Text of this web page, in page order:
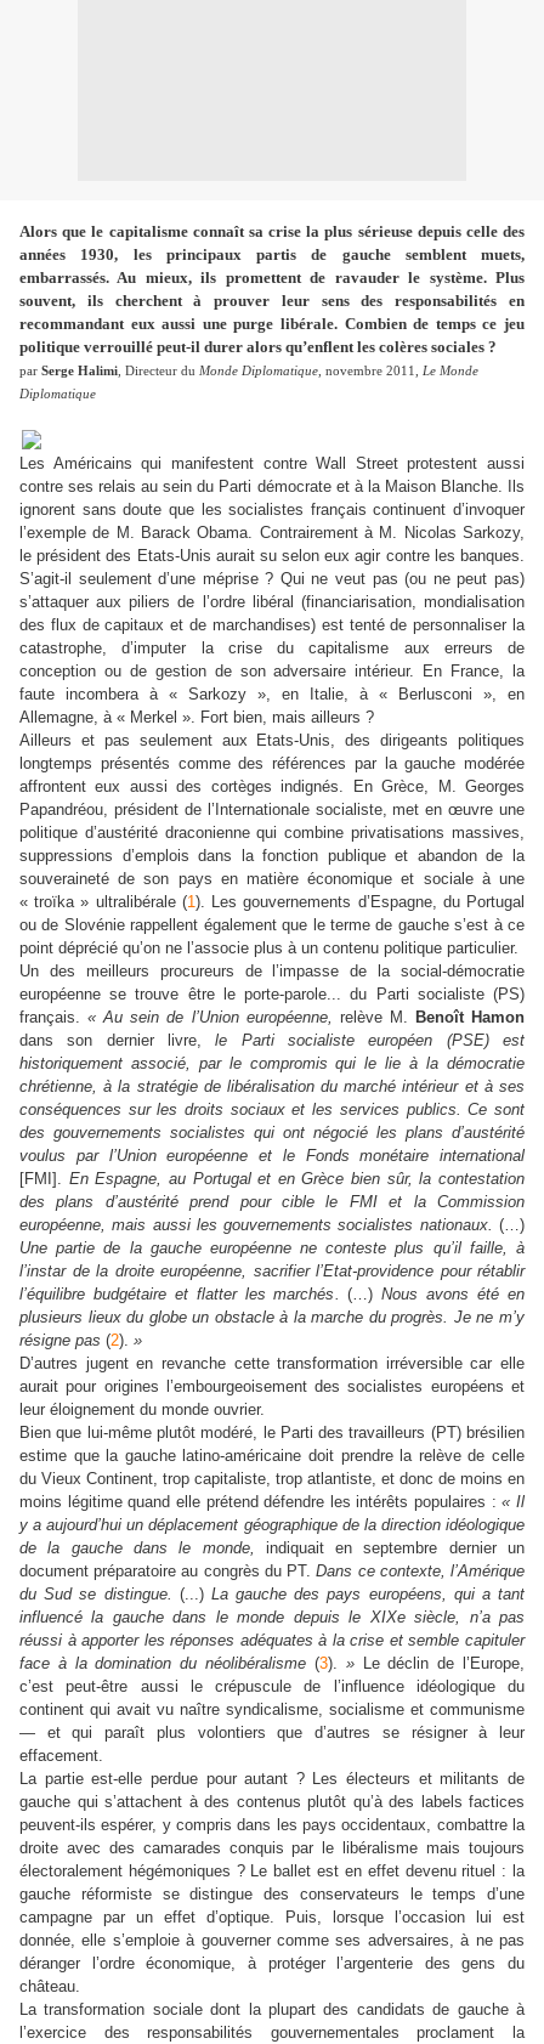
Alors que le capitalisme connaît sa crise la plus sérieuse depuis celle des
années 1930, les principaux partis de gauche semblent muets,
embarrassés. Au mieux, ils promettent de ravauder le système. Plus
souvent, ils cherchent à prouver leur sens des responsabilités en
recommandant eux aussi une purge libérale. Combien de temps ce jeu
politique verrouillé peut-il durer alors qu’enflent les colères sociales ?
par Serge Halimi , Directeur du Monde Diplomatique , novembre 2011, Le Monde
Diplomatique
Les Américains qui manifestent contre Wall Street protestent aussi
contre ses relais au sein du Parti démocrate et à la Maison Blanche. Ils
ignorent sans doute que les socialistes français continuent d’invoquer
l’exemple de M. Barack Obama. Contrairement à M. Nicolas Sarkozy,
le président des Etats-Unis aurait su selon eux agir contre les banques.
S’agit-il seulement d’une méprise ? Qui ne veut pas (ou ne peut pas)
s’attaquer aux piliers de l’ordre libéral (financiarisation, mondialisation
des flux de capitaux et de marchandises) est tenté de personnaliser la
catastrophe, d’imputer la crise du capitalisme aux erreurs de
conception ou de gestion de son adversaire intérieur. En France, la
faute incombera à « Sarkozy », en Italie, à « Berlusconi », en
Allemagne, à « Merkel ». Fort bien, mais ailleurs ?
Ailleurs et pas seulement aux Etats-Unis, des dirigeants politiques
longtemps présentés comme des références par la gauche modérée
affrontent eux aussi des cortèges indignés. En Grèce, M. Georges
Papandréou, président de l’Internationale socialiste, met en œuvre une
politique d’austérité draconienne qui combine privatisations massives,
suppressions d’emplois dans la fonction publique et abandon de la
souveraineté de son pays en matière économique et sociale à une
« troïka » ultralibérale (1). Les gouvernements d’Espagne, du Portugal
ou de Slovénie rappellent également que le terme de gauche s’est à ce
point déprécié qu’on ne l’associe plus à un contenu politique particulier.
Un des meilleurs procureurs de l’impasse de la social-démocratie
européenne se trouve être le porte-parole... du Parti socialiste (PS)
français.« Au sein de l’Union européenne, relève M. Benoît Hamon
dans son dernier livre,le Parti socialiste européen (PSE) est
historiquement associé, par le compromis qui le lie à la démocratie
chrétienne, à la stratégie de libéralisation du marché intérieur et à ses
conséquences sur les droits sociaux et les services publics. Ce sont
des gouvernements socialistes qui ont négocié les plans d’austérité
voulus par l’Union européenne et le Fonds monétaire international
[FMI]. En Espagne, au Portugal et en Grèce bien sûr, la contestation
des plans d’austérité prend pour cible le FMI et la Commission
européenne, mais aussi les gouvernements socialistes nationaux. (…)
Une partie de la gauche européenne ne conteste plus qu’il faille, à
l’instar de la droite européenne, sacrifier l’Etat-providence pour rétablir
l’équilibre budgétaire et flatter les marchés. (…)Nous avons été en
plusieurs lieux du globe un obstacle à la marche du progrès. Je ne m’y
résigne pas (2). »
D’autres jugent en revanche cette transformation irréversible car elle
aurait pour origines l’embourgeoisement des socialistes européens et
leur éloignement du monde ouvrier.
Bien que lui-même plutôt modéré, le Parti des travailleurs (PT) brésilien
estime que la gauche latino-américaine doit prendre la relève de celle
du Vieux Continent, trop capitaliste, trop atlantiste, et donc de moins en
moins légitime quand elle prétend défendre les intérêts populaires :« Il
y a aujourd’hui un déplacement géographique de la direction idéologique
de la gauche dans le monde, indiquait en septembre dernier un
document préparatoire au congrès du PT.Dans ce contexte, l’Amérique
du Sud se distingue. (...) La gauche des pays européens, qui a tant
influencé la gauche dans le monde depuis le XIXe siècle, n’a pas
réussi à apporter les réponses adéquates à la crise et semble capituler
face à la domination du néolibéralisme (3). »Le déclin de l’Europe,
c’est peut-être aussi le crépuscule de l’influence idéologique du
continent qui avait vu naître syndicalisme, socialisme et communisme
— et qui paraît plus volontiers que d’autres se résigner à leur
effacement.
La partie est-elle perdue pour autant ? Les électeurs et militants de
gauche qui s’attachent à des contenus plutôt qu’à des labels factices
peuvent-ils espérer, y compris dans les pays occidentaux, combattre la
droite avec des camarades conquis par le libéralisme mais toujours
électoralement hégémoniques ? Le ballet est en effet devenu rituel : la
gauche réformiste se distingue des conservateurs le temps d’une
campagne par un effet d’optique. Puis, lorsque l’occasion lui est
donnée, elle s’emploie à gouverner comme ses adversaires, à ne pas
déranger l’ordre économique, à protéger l’argenterie des gens du
château.
La transformation sociale dont la plupart des candidats de gauche à
l’exercice des responsabilités gouvernementales proclament la